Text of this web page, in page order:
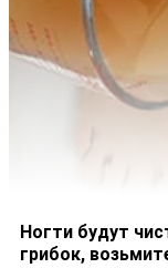
Ногти будут
грибок,